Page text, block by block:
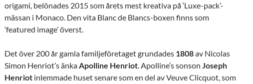
origami, belönades 2015 som årets mest kreativa på ‘Luxe-pack’-
mässan i Monaco. Den vita Blanc de Blancs-boxen finns som
‘featured image’ överst.
Det över 200 år gamla familjeföretaget grundades 1808av Nicolas
Simon Henriot’s änkaApolline Henriot. Apolline’s sonson Joseph
Henriot inlemmade huset senare som en del av Veuve Clicquot, som